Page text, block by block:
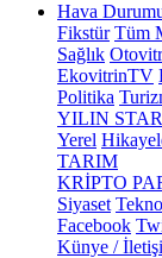
Hava
Fikstür Tüm
Sağlık
EkovitrinTV
Politika
YILIN
Yerel
TARIM
KRİPTO
Siyaset
Facebook
Künye /